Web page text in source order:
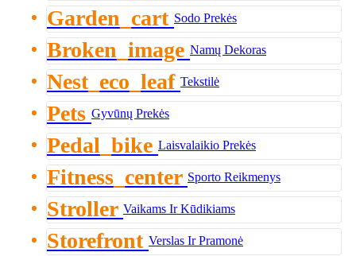
Garden_cart Sodo Prekės
Broken_image Namų Dekoras
Nest_eco_leaf Tekstilė
Pets Gyvūnų Prekės
Pedal_bike Laisvalaikio Prekės
Fitness_center Sporto Reikmenys
Stroller Vaikams Ir Kūdikiams
Storefront Verslas Ir Pramonė